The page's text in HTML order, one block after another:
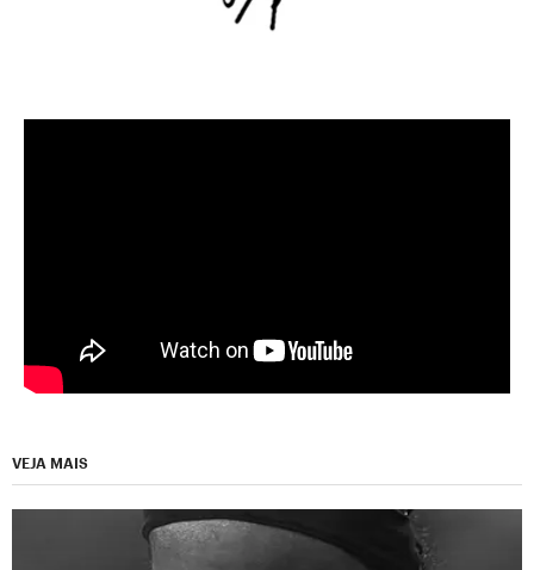
VEJA MAIS